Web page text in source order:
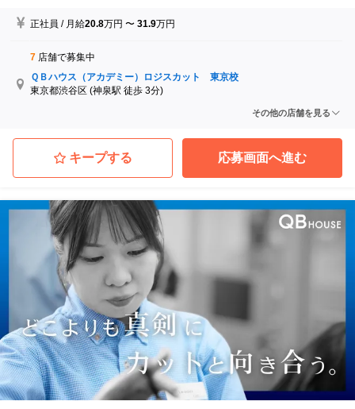
正社員 / 月給20.8万円 〜31.9万円
7 店舗で募集中
ＱＢハウス（アカデミー）ロジスカット 東京校
東京都渋谷区 (神泉駅 徒歩 3分)
ＱＢハウス（アカデミー）ロジスカット 大阪校
大阪府大阪市北区 (北新地駅 徒歩 6分)
ＱＢハウス（アカデミー）ロジスカット 名古屋校
愛知県名古屋市中村区 (名古屋駅 徒歩 7分)
宮城県仙台市青葉区
(あおば通駅 徒歩 3分)
ＱＢハウス（アカデミー）ロジスカット 広島校
広島県広島市南区
(広島駅 徒歩 5分)
...他
その他の店舗を見る
キープする 応募画面へ進む